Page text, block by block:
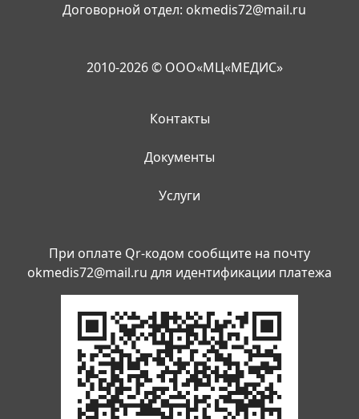
Договорной отдел: okmedis72@mail.ru
2010-2026 © ООО«МЦ«МЕДИС»
Контакты
Документы
Услуги
При оплате Qr-кодом сообщите на почту
okmedis72@mail.ru для идентификации платежа